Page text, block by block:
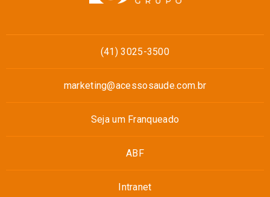
(41) 3025-3500
marketing@acessosaude.com.br
Seja um Franqueado
ABF
Intranet